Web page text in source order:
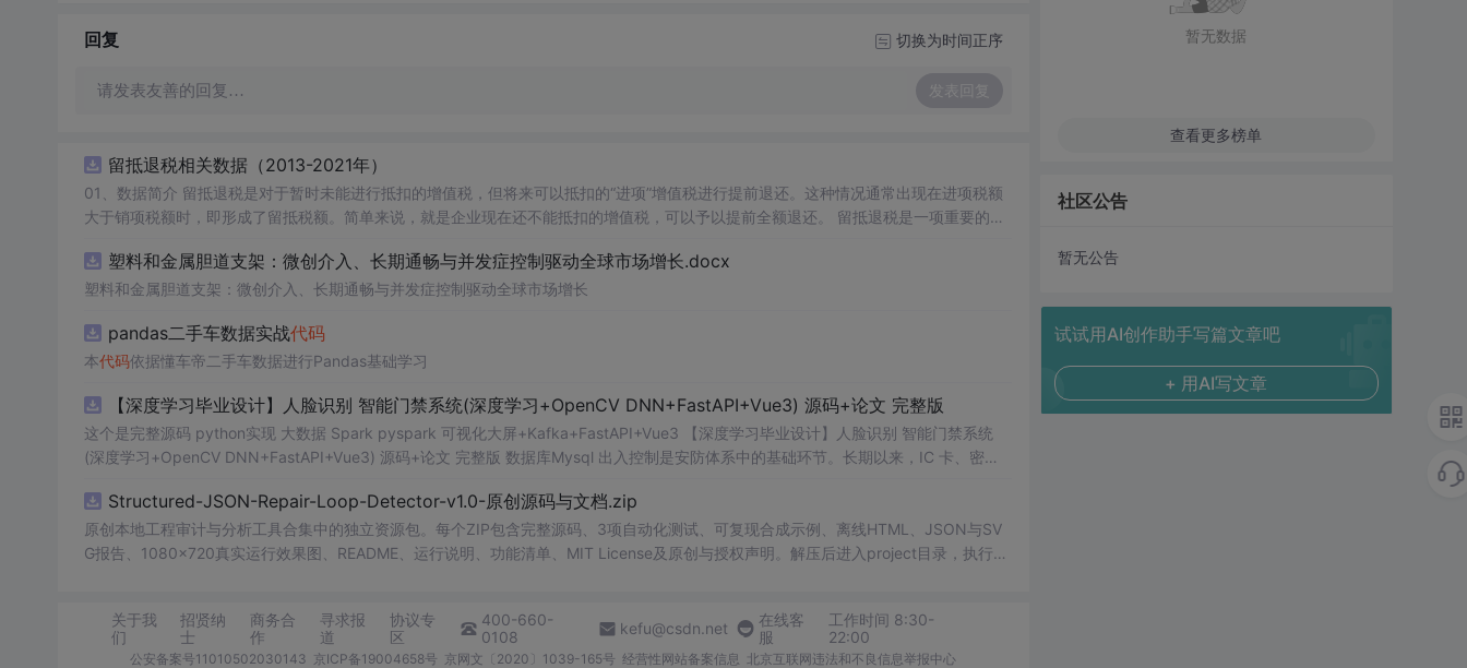
回复 切换为时间正序
请发表友善的回复… 发表回复
留抵退税相关数据（2013-2021年）
01、数据简介 留抵退税是对于暂时未能进行抵扣的增值税，但将来可以抵扣的“进项”增值税进行提前退还。这种情况通常出现在进项税额
大于销项税额时，即形成了留抵税额。简单来说，就是企业现在还不能抵扣的增值税，可以予以提前全额退还。 留抵退税是一项重要的税
数据年份：2013-2021年 02、相关数据 证券代码、证券简称、会计期间、上市日期、行业代码、行业名称、post、treat、treat*post。
塑料和金属胆道支架：微创介入、长期通畅与并发症控制驱动全球市场增长.docx
塑料和金属胆道支架：微创介入、长期通畅与并发症控制驱动全球市场增长
pandas二手车数据实战代码
本代码依据懂车帝二手车数据进行Pandas基础学习
【深度学习毕业设计】人脸识别 智能门禁系统(深度学习+OpenCV DNN+FastAPI+Vue3) 源码+论文 完整版
这个是完整源码 python实现 大数据 Spark pyspark 可视化大屏+Kafka+FastAPI+Vue3 【深度学习毕业设计】人脸识别 智能门禁系统
(深度学习+OpenCV DNN+FastAPI+Vue3) 源码+论文 完整版 数据库Mysql 出入控制是安防体系中的基础环节。长期以来，IC 卡、密码
场景中，卡片补办成本高，权限变更往往滞后，管理方难以及时掌握“谁在何时从何处进出”的完整信息。近年来，深度学习推动生物特征识
别技术快速落地，人脸识别因采集成本低、通行体验好、可与视频监控联动，成为智能门禁的主流方案之一。 在智慧园区和数字化办公场
景中，门禁系统不仅要完成“开门”，还要完成“管人、管设备、管权限、管记录、管告警”的闭环。将人脸识别与后台管理系统结合，能够把
路线明确、可演示可扩展的带人脸识别智能门禁系统，具有明确的工程意义与教学价值。 本课题选择 OpenCV DNN、YuNet 与 SFace 作
为识别技术路线，结合 Python、FastAPI 与 Vue3 完成系统开发。该方案无需依赖商业闭源 SDK，模型文件体积较小，部署门槛低，适合
Structured-JSON-Repair-Loop-Detector-v1.0-原创源码与文档.zip
原创本地工程审计与分析工具合集中的独立资源包。每个ZIP包含完整源码、3项自动化测试、可复现合成示例、离线HTML、JSON与SV
G报告、1080×720真实运行效果图、README、运行说明、功能清单、MIT License及原创与授权声明。解压后进入project目录，执行np
关于我
们
招贤纳
士
商务合
作
寻求报
道
协议专
区
400-660-
0108
kefu@csdn.net
在线客
服
工作时间 8:30-
22:00
公安备案号11010502030143 京ICP备19004658号 京网文〔2020〕1039-165号 经营性网站备案信息 北京互联网违法和不良信息举报中心
暂无数据
查看更多榜单
社区公告
暂无公告
试试用AI创作助手写篇文章吧
+ 用AI写文章